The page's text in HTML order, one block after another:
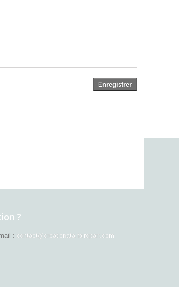
Enregistrer
?
: contact@creationata-fairepart.com